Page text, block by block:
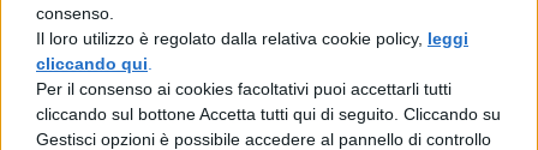
consenso.
Il loro utilizzo è regolato dalla relativa cookie policy, leggi
cliccando qui
Per il consenso ai cookies facoltativi puoi accettarli tutti
cliccando sul bottone Accetta tutti qui di seguito. Cliccando su
Gestisci opzioni è possibile accedere al pannello di controllo
APPLE WATCH, COME CARICARE I
VIDEOGAMES.
Coloro che vorranno
iniziare ad allenare Pokemon sul proprio
Apple Watch dovranno però fare i conti con